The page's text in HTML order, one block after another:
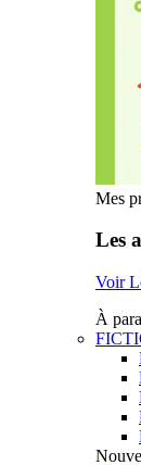
Mes
Les
Voir
À